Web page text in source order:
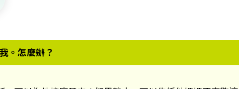
。怎麼辦？